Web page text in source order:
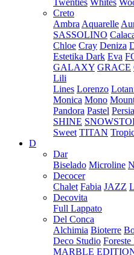
Twenties Whites
Creto
Ambra Aquarelle
SASSOLINO
Chloe Cray Deniza
Estetika Dark Eva
GALAXY GRACE
Lili
Lines Lorenzo
Monica Mono
Pandora Pastel
SHINE
Sweet TITAN
D
Dar
Biselado Microline
Decocer
Chalet Fabia JAZZ
Decovita
Full Lappato
Del Conca
Alchimia Bioterre
Deco Studio
MARBLE